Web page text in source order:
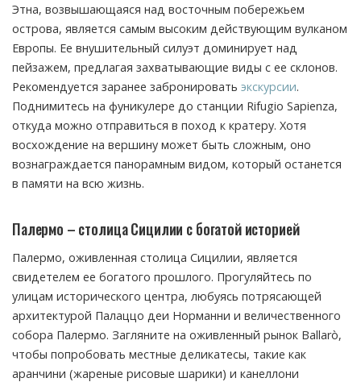
Этна, возвышающаяся над восточным побережьем
острова, является самым высоким действующим вулканом
Европы. Ее внушительный силуэт доминирует над
пейзажем, предлагая захватывающие виды с ее склонов.
Рекомендуется заранее забронировать экскурсии.
Поднимитесь на фуникулере до станции Rifugio Sapienza,
откуда можно отправиться в поход к кратеру. Хотя
восхождение на вершину может быть сложным, оно
вознаграждается панорамным видом, который останется
в памяти на всю жизнь.
Палермо – столица Сицилии с богатой историей
Палермо, оживленная столица Сицилии, является
свидетелем ее богатого прошлого. Прогуляйтесь по
улицам исторического центра, любуясь потрясающей
архитектурой Палаццо деи Норманни и величественного
собора Палермо. Загляните на оживленный рынок Ballarò,
чтобы попробовать местные деликатесы, такие как
аранчини (жареные рисовые шарики) и канеллони